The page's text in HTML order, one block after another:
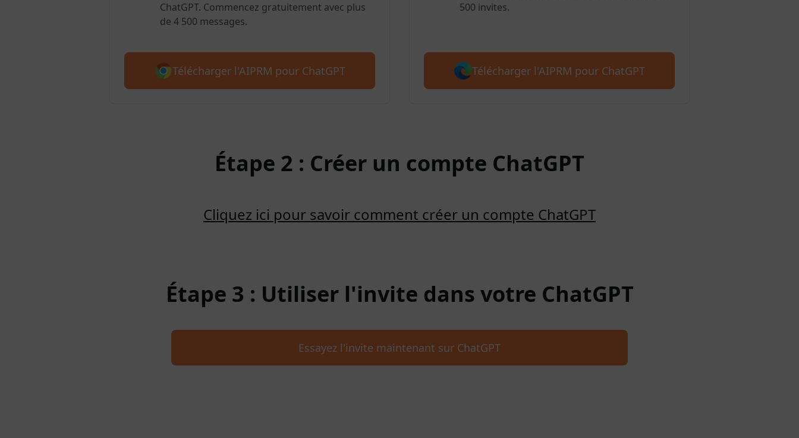
ChatGPT. Commencez gratuitement avec plus
de 4 500 messages.
Télécharger l'AIPRM pour ChatGPT
500 invites.
Télécharger l'AIPRM pour ChatGPT
Étape 2 : Créer un compte ChatGPT
Cliquez ici pour savoir comment créer un compte ChatGPT
Étape 3 : Utiliser l'invite dans votre ChatGPT
Essayez l'invite maintenant sur ChatGPT